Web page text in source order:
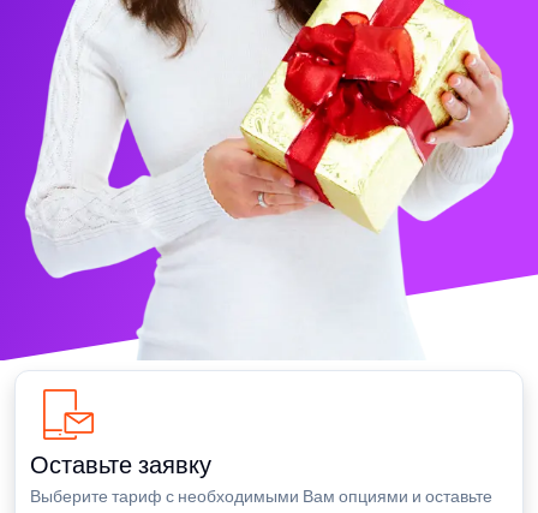
Оставьте заявку
Выберите тариф с необходимыми Вам опциями и оставьте